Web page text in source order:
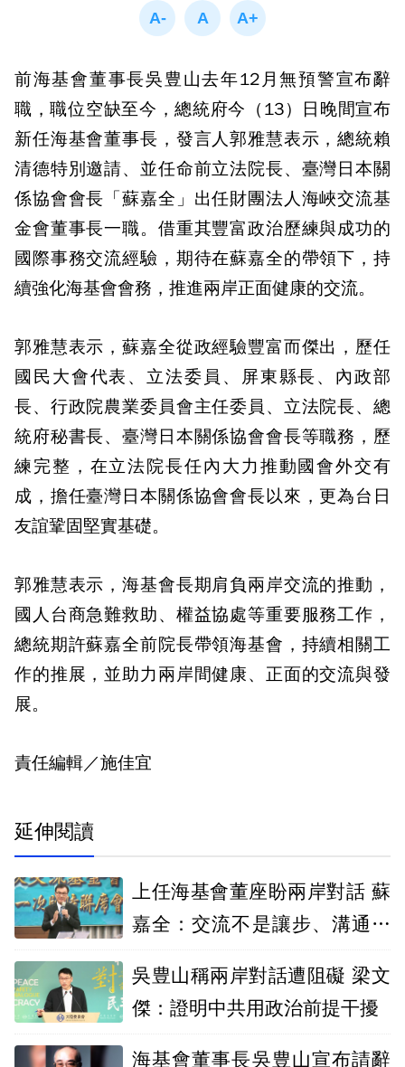
前海基會董事長吳豊山去年12月無預警宣布辭
職，職位空缺至今，總統府今（13）日晚間宣布
新任海基會董事長，發言人郭雅慧表示，總統賴
清德特別邀請、並任命前立法院長、臺灣日本關
係協會會長「蘇嘉全」出任財團法人海峽交流基
金會董事長一職。借重其豐富政治歷練與成功的
國際事務交流經驗，期待在蘇嘉全的帶領下，持
續強化海基會會務，推進兩岸正面健康的交流。
郭雅慧表示，蘇嘉全從政經驗豐富而傑出，歷任
國民大會代表、立法委員、屏東縣長、內政部
長、行政院農業委員會主任委員、立法院長、總
統府秘書長、臺灣日本關係協會會長等職務，歷
練完整，在立法院長任內大力推動國會外交有
成，擔任臺灣日本關係協會會長以來，更為台日
友誼鞏固堅實基礎。
郭雅慧表示，海基會長期肩負兩岸交流的推動，
國人台商急難救助、權益協處等重要服務工作，
總統期許蘇嘉全前院長帶領海基會，持續相關工
作的推展，並助力兩岸間健康、正面的交流與發
展。
責任編輯／施佳宜
延伸閱讀
上任海基會董座盼兩岸對話 蘇
嘉全：交流不是讓步、溝通不
吳豊山稱兩岸對話遭阻礙 梁文
傑：證明中共用政治前提干擾
海基會董事長吳豊山宣布請辭